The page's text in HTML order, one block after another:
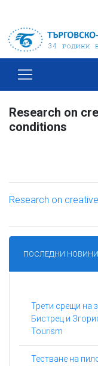
Research on
conditions
Research on
ПОСЛЕДНИ НОВИНИ
Трети срещи на
Бистрец и
Tourism
Тестване на